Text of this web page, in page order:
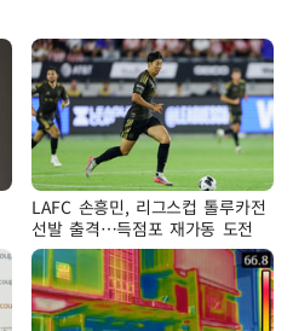
LAFC 손흥민, 리그스컵 톨루카전
선발 출격…득점포 재가동 도전